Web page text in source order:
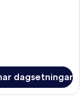
dagsetningar